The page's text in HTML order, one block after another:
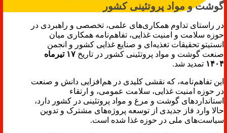
گوشت و مواد پروتئینی کشور
در راستای تداوم همکاری‌های علمی، تخصصی و راهبردی در
حوزه سلامت و امنیت غذایی، تفاهم‌نامه همکاری میان
انستیتو تحقیقات تغذیه‌ای و صنایع غذایی کشور و انجمن
صنعت گوشت و مواد پروتئینی کشور در تاریخ
۱۷ تیرماه
۱۴۰۴ تمدید شد.
این تفاهم‌نامه، که نقشی کلیدی در هم‌افزایی دانش و صنعت
در حوزه امنیت غذایی، سلامت عمومی، و ارتقاء
استانداردهای گوشت و مرغ و مواد پروتئینی در کشور دارد،
حالا وارد فاز جدیدی از توسعه پروژه‌های مشترک و تدوین
سیاست‌های ملی در حوزه غذا شده است.